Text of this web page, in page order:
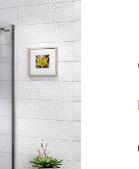
Doporučujeme
VARIO SPRCHOVÁ ZÁSTĚNA 1000